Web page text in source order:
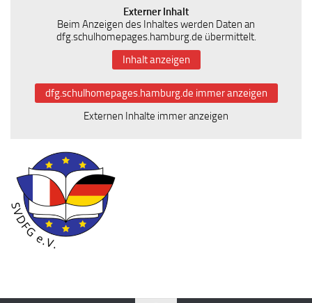
Externer Inhalt
Beim Anzeigen des Inhaltes werden Daten an
dfg.schulhomepages.hamburg.de übermittelt.
Inhalt anzeigen
dfg.schulhomepages.hamburg.de immer anzeigen
Externen Inhalte immer anzeigen